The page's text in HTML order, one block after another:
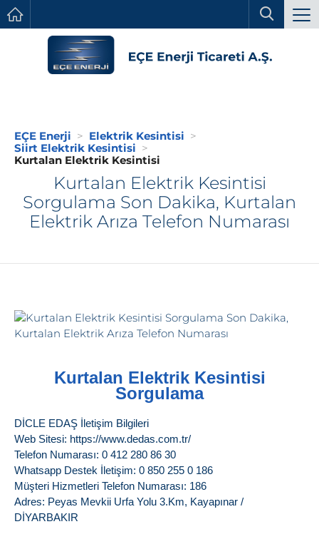
EÇE Enerji
Elektrik Kesintisi
Siirt Elektrik Kesintisi
Kurtalan Elektrik Kesintisi
Kurtalan Elektrik Kesintisi
Sorgulama Son Dakika, Kurtalan
Elektrik Arıza Telefon Numarası
Kurtalan Elektrik Kesintisi
Sorgulama
DİCLE EDAŞ İletişim Bilgileri
Web Sitesi: https://www.dedas.com.tr/
Telefon Numarası: 0 412 280 86 30
Whatsapp Destek İletişim: 0 850 255 0 186
Müşteri Hizmetleri Telefon Numarası: 186
Adres: Peyas Mevkii Urfa Yolu 3.Km, Kayapınar /
DİYARBAKIR